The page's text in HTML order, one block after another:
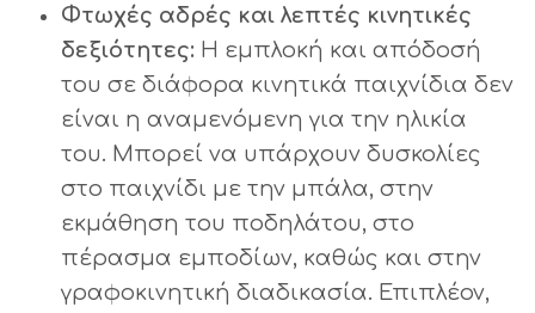
Φτωχές αδρές και λεπτές κινητικές
δεξιότητες: Η εμπλοκή και απόδοσή
του σε διάφορα κινητικά παιχνίδια δεν
είναι η αναμενόμενη για την ηλικία
του. Μπορεί να υπάρχουν δυσκολίες
στο παιχνίδι με την μπάλα, στην
εκμάθηση του ποδηλάτου, στο
πέρασμα εμποδίων, καθώς και στην
γραφοκινητική διαδικασία. Επιπλέον,